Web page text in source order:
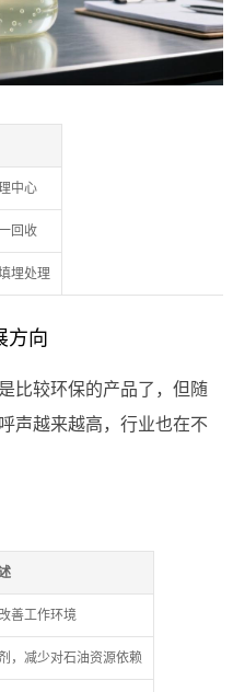
中心
回收
埋处理
方向
比较环保的产品了，但随
声越来越高，行业也在不
善工作环境
，减少对石油资源依赖